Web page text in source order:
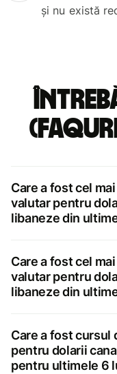
și nu există
Care a fost cel
valutar pentru
libaneze din
Care a fost cel
valutar pentru
libaneze din
Care a fost cursul
pentru dolarii
pentru ultimele 6